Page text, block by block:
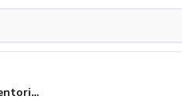
Programa de Mentoria Individual